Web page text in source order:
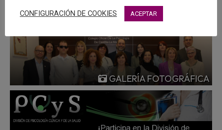
GALERÍA FOTOGRÁFICA
CONFIGURACIÓN DE COOKIES ACEPTAR